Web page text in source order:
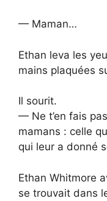
— Maman…
Ethan leva les
mains plaquées
Il sourit.
— Ne t’en fais
mamans : celle
qui leur a donné
Ethan Whitmore
se trouvait dans